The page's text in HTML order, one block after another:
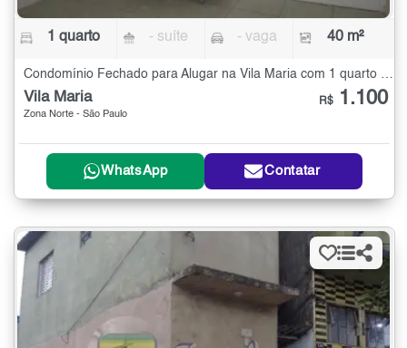
1 quarto - suíte - vaga 40 m²
Condomínio Fechado para Alugar na Vila Maria com 1 quarto - 40 m²
Vila Maria
Zona Norte - São Paulo
R$ 1.100
WhatsApp Contatar